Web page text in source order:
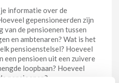
informatie over de
gepensioneerden zijn
van de pensioenen tussen
en ambtenaren? Wat is het
pensioenstelsel? Hoeveel
een pensioen uit een zuivere
loopbaan? Hoeveel
pensioenen? …